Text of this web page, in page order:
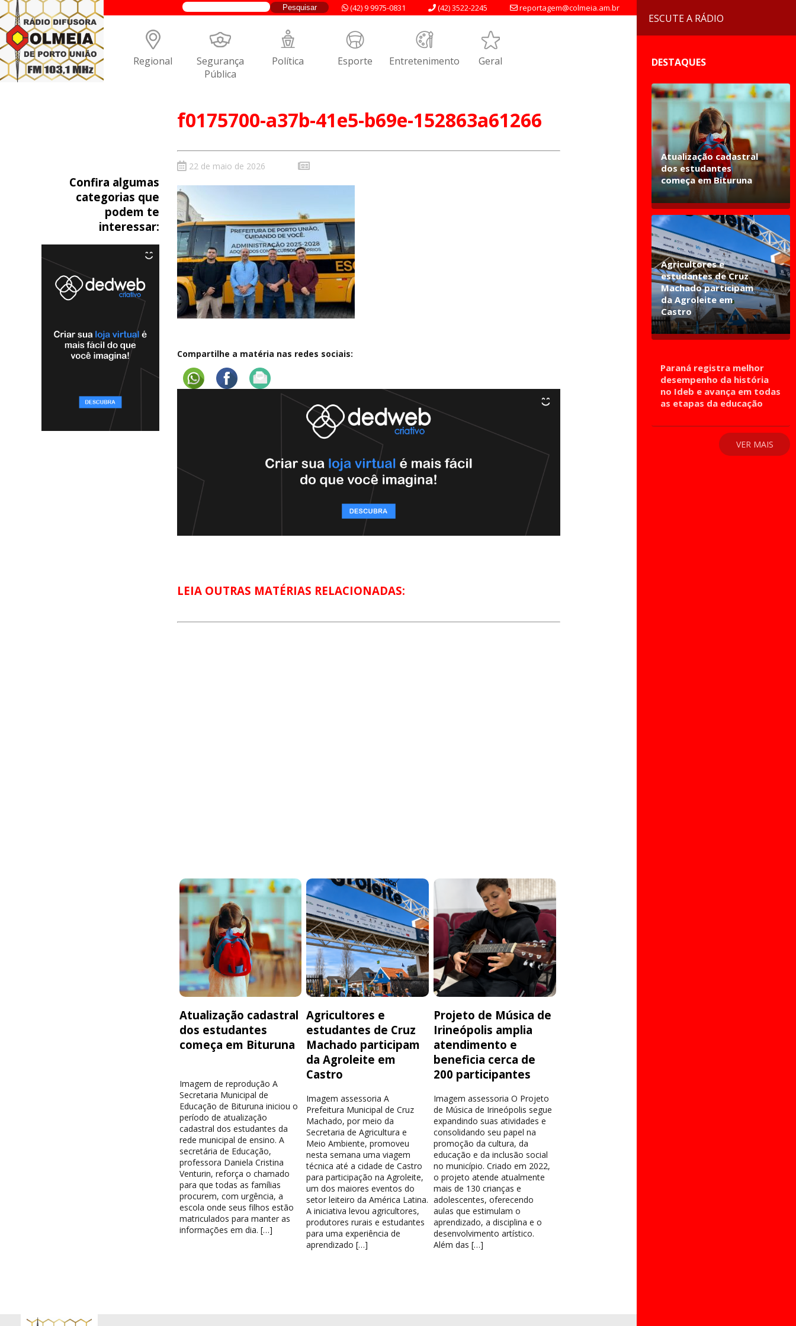
reportagem@colmeia.am.br
(42) 3522-2245
(42) 9 9975-0831
Regional Segurança
Pública
Política Esporte Entretenimento Geral
f0175700-a37b-41e5-b69e-152863a61266
Confira algumas
categorias que
podem te
interessar:
22 de maio de 2026
Compartilhe a matéria nas redes sociais:
LEIA OUTRAS MATÉRIAS RELACIONADAS:
Atualização cadastral
dos estudantes
começa em Bituruna
Imagem de reprodução A
Secretaria Municipal de
Educação de Bituruna iniciou o
período de atualização
cadastral dos estudantes da
rede municipal de ensino. A
secretária de Educação,
professora Daniela Cristina
Venturin, reforça o chamado
para que todas as famílias
procurem, com urgência, a
escola onde seus filhos estão
matriculados para manter as
informações em dia. […]
Agricultores e
estudantes de Cruz
Machado participam
da Agroleite em
Castro
Imagem assessoria A
Prefeitura Municipal de Cruz
Machado, por meio da
Secretaria de Agricultura e
Meio Ambiente, promoveu
nesta semana uma viagem
técnica até a cidade de Castro
para participação na Agroleite,
um dos maiores eventos do
setor leiteiro da América Latina.
A iniciativa levou agricultores,
produtores rurais e estudantes
para uma experiência de
aprendizado […]
Projeto de Música de
Irineópolis amplia
atendimento e
beneficia cerca de
200 participantes
Imagem assessoria O Projeto
de Música de Irineópolis segue
expandindo suas atividades e
consolidando seu papel na
promoção da cultura, da
educação e da inclusão social
no município. Criado em 2022,
o projeto atende atualmente
mais de 130 crianças e
adolescentes, oferecendo
aulas que estimulam o
aprendizado, a disciplina e o
desenvolvimento artístico.
Além das […]
ESCUTE A RÁDIO
DESTAQUES
Atualização cadastral
dos estudantes
começa em Bituruna
Agricultores e
estudantes de Cruz
Machado participam
da Agroleite em
Castro
Paraná registra melhor
desempenho da história
no Ideb e avança em todas
as etapas da educação
VER MAIS